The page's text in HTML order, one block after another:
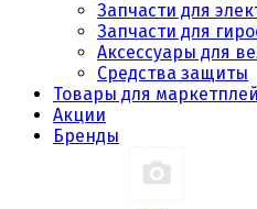
Запчасти для
Запчасти для
Аксессуары для
Средства защиты
Товары для
Акции
Бренды